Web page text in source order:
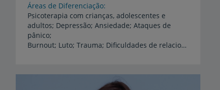
Áreas de Diferenciação
Psicoterapia com crianças, adolescentes e
adultos; Depressão; Ansiedade; Ataques de
pânico;
Burnout; Luto; Trauma; Dificuldades de relacionamento; Irrequietude da criança (déficit de atenção, hiperatividade); Perturbações do comportamento alimentar (anorexia nervosa, bulimia, obesidade); Pré-concepção, gravidez e pós-parto (depressão / ansiedade); Apoio psicológico na infertilidade; Dificuldades na relação mãe-bebé